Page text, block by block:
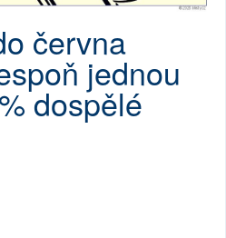
června
jednou
dospělé